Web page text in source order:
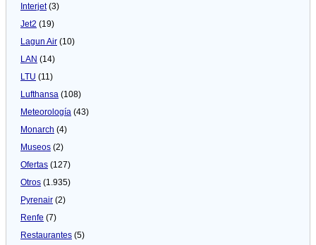
Interjet(3)
Jet2 (19)
Lagun Air (10)
LAN (14)
LTU (11)
Lufthansa (108)
Meteorologí­a (43)
Monarch (4)
Museos (2)
Ofertas (127)
Otros (1.935)
Pyrenair (2)
Renfe (7)
Restaurantes (5)